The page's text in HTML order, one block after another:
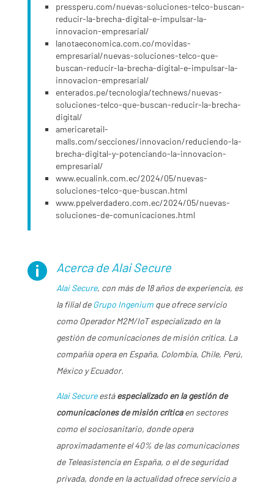
pressperu.com/nuevas-soluciones-telco-buscan-
reducir-la-brecha-digital-e-impulsar-la-
innovacion-empresarial/
lanotaeconomica.com.co/movidas-
empresarial/nuevas-soluciones-telco-que-
buscan-reducir-la-brecha-digital-e-impulsar-la-
innovacion-empresarial/
enterados.pe/tecnologia/technews/nuevas-
soluciones-telco-que-buscan-reducir-la-brecha-
digital/
americaretail-
malls.com/secciones/innovacion/reduciendo-la-
brecha-digital-y-potenciando-la-innovacion-
empresarial/
www.ecualink.com.ec/2024/05/nuevas-
soluciones-telco-que-buscan.html
www.ppelverdadero.com.ec/2024/05/nuevas-
soluciones-de-comunicaciones.html
 Acerca de Alai Secure
Alai Secure, con más de 18 años de experiencia, es
la filial deGrupo Ingeniumque ofrece servicio
como Operador M2M/IoT especializado en la
gestión de comunicaciones de misión crítica. La
compañía opera en España, Colombia, Chile, Perú,
México y Ecuador.
Alai Secureestáespecializado en la gestión de
comunicaciones de misión críticaen sectores
como el sociosanitario, donde opera
aproximadamente el 40% de las comunicaciones
de Teleasistencia en España, o el de seguridad
privada, donde en la actualidad ofrece servicio a